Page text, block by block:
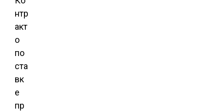
нтр
акт
о
по
ста
вк
е
пр